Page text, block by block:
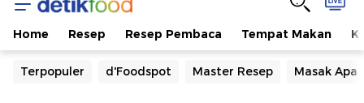
Home Resep Resep Pembaca Tempat Makan
Terpopuler d'Foodspot Master Resep Masak Apa